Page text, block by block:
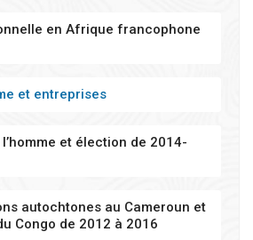
en Afrique francophone
et entreprises
et élection de 2014-
autochtones au Cameroun et
Congo de 2012 à 2016